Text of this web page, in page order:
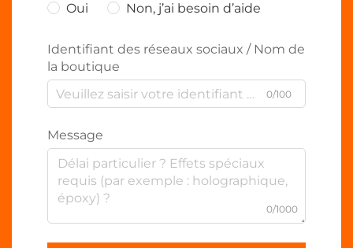
Oui Non, j’ai besoin d’aide
Identifiant des réseaux sociaux / Nom de
la boutique
0/100
Message
0/1000